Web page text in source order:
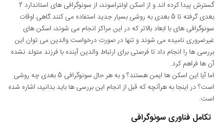
گسترش پیدا کرده اند و از اسکن اولتراسوند، از سونوگرافی های استاندارد 2
بعدی گرفته تا 5 بعدی به روشی بسیار جدید استفاده می کنند.گاهی اوقات
سونوگرافی های با ابعاد بالاتر که در این مراکز انجام می شوند، اسکن های
غیرضروری نامیده می شوند و تنها در صورت درخواست والدین می توان این
بررسی ها را انجام داد تا فرصتی برای ارتباط والدین آینده با فرزند متولد نشده
آن ها فراهم کرد.
اما آیا این اسکن ها ایمن هستند؟ و به هر حال سونوگرافی 5 بعدی چه روشی
است؟ در اینجا به هرآنچه که قبل از انجام این بررسی ها باید بدانید، اشاره شده
است.
تکامل فناوری سونوگرافی